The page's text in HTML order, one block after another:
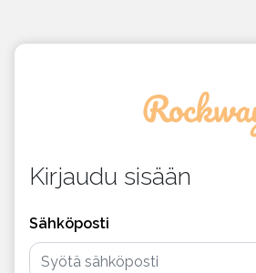
Kirjaudu sisään
Sähköposti